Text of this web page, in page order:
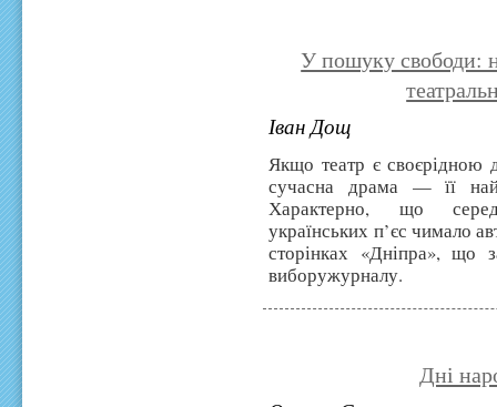
У пошуку свободи:
Іван Дощ
Якщо театр є своєрідною
сучасна драма — її
Характерно, що
українських п’єс чимало
сторінках «Дніпра», що
виборужурналу.
Дні